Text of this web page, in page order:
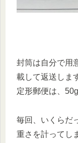
封筒は自分で用
載して返送しま
定形郵便は、
毎回、いくらだ
重さを計ってし